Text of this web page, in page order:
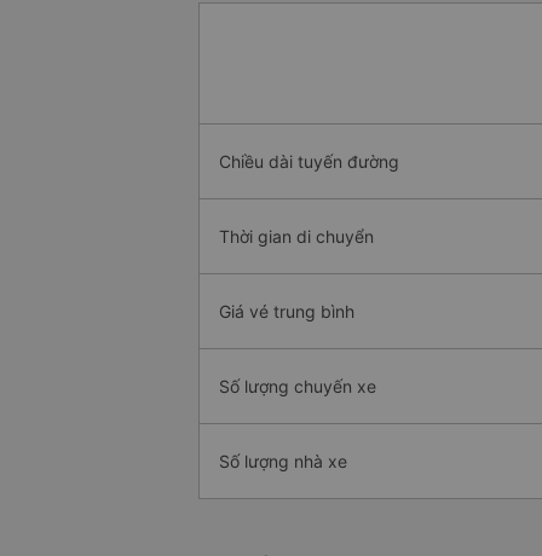
Chiều dài tuyến đường
Thời gian di chuyển
Giá vé trung bình
Số lượng chuyến xe
Số lượng nhà xe